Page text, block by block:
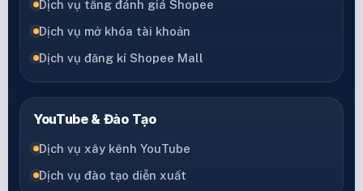
Dịch vụ tăng đánh giá Shopee
Dịch vụ mở khóa tài khoản
Dịch vụ đăng kí Shopee Mall
YouTube & Đào Tạo
Dịch vụ xây kênh YouTube
Dịch vụ đào tạo diễn xuất